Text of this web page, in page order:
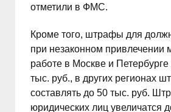
отметили в ФМС.
Кроме того, штрафы для
при незаконном привлечении
работе в Москве и Петербурге
тыс. руб., в других регионах
составлять до 50 тыс. руб.
юридических лиц увеличатся